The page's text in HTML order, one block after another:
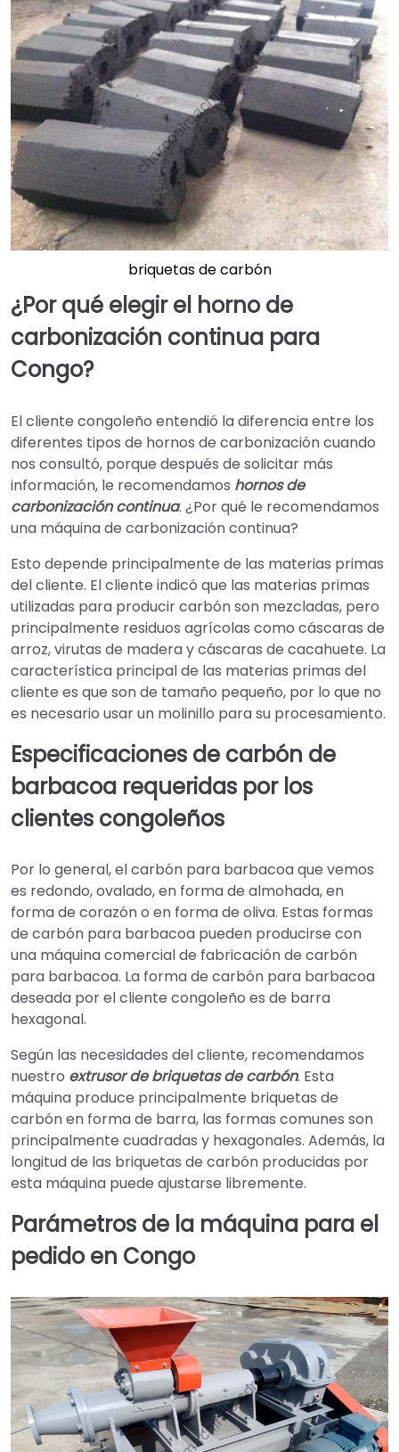
briquetas de carbón
¿Por qué elegir el horno de
carbonización continua para
Congo?
El cliente congoleño entendió la diferencia entre los
diferentes tipos de hornos de carbonización cuando
nos consultó, porque después de solicitar más
información, le recomendamos hornos de
carbonización continua. ¿Por qué le recomendamos
una máquina de carbonización continua?
Esto depende principalmente de las materias primas
del cliente. El cliente indicó que las materias primas
utilizadas para producir carbón son mezcladas, pero
principalmente residuos agrícolas como cáscaras de
arroz, virutas de madera y cáscaras de cacahuete. La
característica principal de las materias primas del
cliente es que son de tamaño pequeño, por lo que no
es necesario usar un molinillo para su procesamiento.
Especificaciones de carbón de
barbacoa requeridas por los
clientes congoleños
Por lo general, el carbón para barbacoa que vemos
es redondo, ovalado, en forma de almohada, en
forma de corazón o en forma de oliva. Estas formas
de carbón para barbacoa pueden producirse con
una máquina comercial de fabricación de carbón
para barbacoa. La forma de carbón para barbacoa
deseada por el cliente congoleño es de barra
hexagonal.
Según las necesidades del cliente, recomendamos
nuestro extrusor de briquetas de carbón. Esta
máquina produce principalmente briquetas de
carbón en forma de barra, las formas comunes son
principalmente cuadradas y hexagonales. Además, la
longitud de las briquetas de carbón producidas por
esta máquina puede ajustarse libremente.
Parámetros de la máquina para el
pedido en Congo